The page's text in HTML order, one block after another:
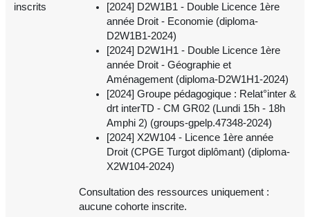
inscrits
[2024] D2W1B1 - Double Licence 1ère
année Droit - Economie (diploma-
D2W1B1-2024)
[2024] D2W1H1 - Double Licence 1ère
année Droit - Géographie et
Aménagement (diploma-D2W1H1-2024)
[2024] Groupe pédagogique : Relat°inter &
drt interTD - CM GR02 (Lundi 15h - 18h
Amphi 2) (groups-gpelp.47348-2024)
[2024] X2W104 - Licence 1ère année
Droit (CPGE Turgot diplômant) (diploma-
X2W104-2024)
Consultation des ressources uniquement :
aucune cohorte inscrite.